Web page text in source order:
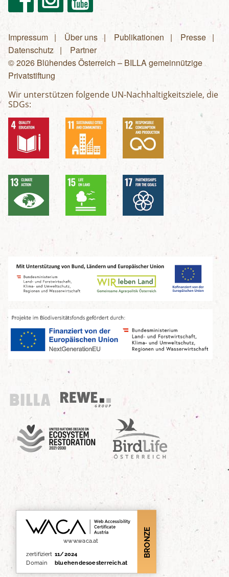
Fußzeilenmenü
Impressum Über uns Publikationen
Presse
Datenschutz
Partner
© 2026 Blühendes Österreich – BILLA gemeinnützige
Privatstiftung
Wir unterstützen folgende UN-Nachhaltigkeitsziele, die
SDGs:
Billa
REWE Group
UN Decade
Birdlife